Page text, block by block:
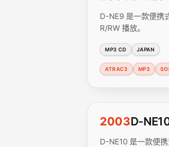
D-NE9 是一款便携
R/RW 播放。
MP3 CD JAPAN
ATRAC3 MP3
2003D-
D-NE10 是一款便